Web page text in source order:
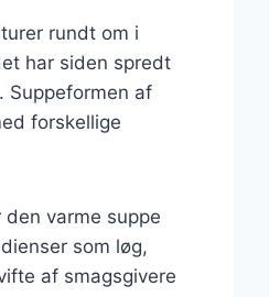
rundt om i
har siden spredt
Suppeformen af
forskellige
varme suppe
som løg,
af smagsgivere